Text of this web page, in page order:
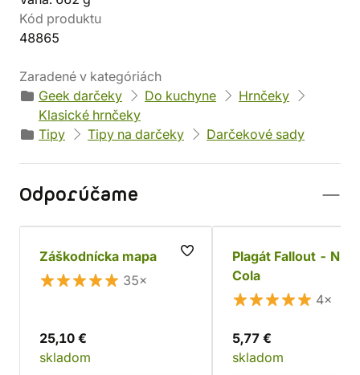
Kód produktu
48865
Zaradené v kategóriách
Geek darčeky
Do kuchyne
Hrnčeky
Klasické hrnčeky
Tipy
Tipy na darčeky Darčekové sady
Odporúčame
Záškodnícka mapa
35×
25,10 €
skladom
Plagát Fallout -
Cola
4×
5,77 €
skladom